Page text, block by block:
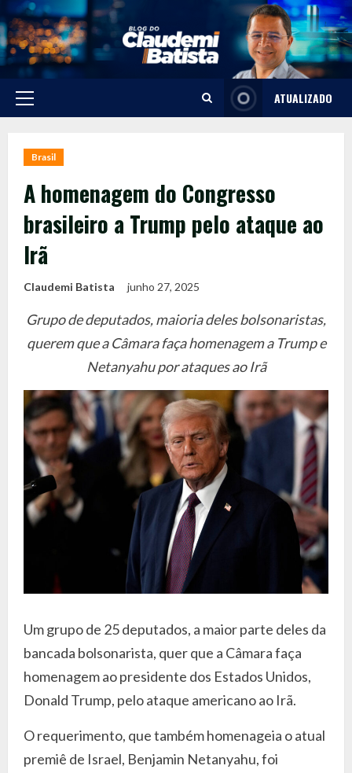
Skip
to
content
Primary
ATUALIZADO
Brasil
A homenagem do Congresso
brasileiro a Trump pelo ataque ao
Irã
Claudemi Batista junho 27, 2025
Grupo de deputados, maioria deles bolsonaristas,
querem que a Câmara faça homenagem a Trump e
Netanyahu por ataques ao Irã
Um grupo de 25 deputados, a maior parte deles da
bancada bolsonarista, quer que a Câmara faça
homenagem ao presidente dos Estados Unidos,
Donald Trump, pelo ataque americano ao Irã.
O requerimento, que também homenageia o atual
premiê de Israel, Benjamin Netanyahu, foi